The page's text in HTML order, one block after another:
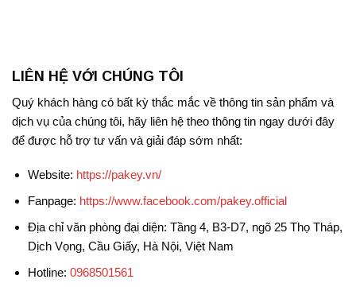
LIÊN HỆ VỚI CHÚNG TÔI
Quý khách hàng có bất kỳ thắc mắc về thông tin sản phẩm và
dịch vụ của chúng tôi, hãy liên hệ theo thông tin ngay dưới đây
để được hỗ trợ tư vấn và giải đáp sớm nhất:
Website: https://pakey.vn/
Fanpage: https://www.facebook.com/pakey.official
Địa chỉ văn phòng đại diện: Tầng 4, B3-D7, ngõ 25 Thọ Tháp,
Dịch Vọng, Cầu Giấy, Hà Nội, Việt Nam
Hotline: 0968501561